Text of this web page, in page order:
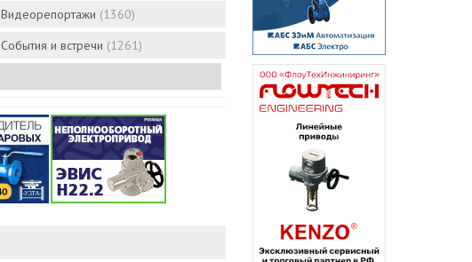
Видеорепортажи (1360)
События и встречи (1261)